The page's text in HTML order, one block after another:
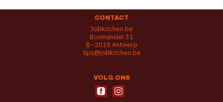
CONTACT
Jobkitchen.be
Bosmanslei 31
B–2018 Antwerp
tips@jobkitchen.be
VOLG ONS